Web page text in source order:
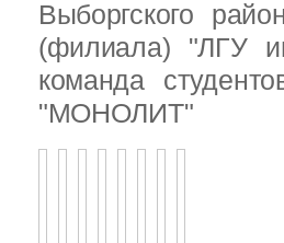
Выборгского
(филиала) "ЛГУ
команда
"МОНОЛИТ"